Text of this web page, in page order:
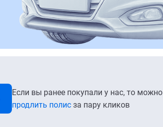
Если вы ранее покупали у нас, то можно
продлить полис за пару кликов